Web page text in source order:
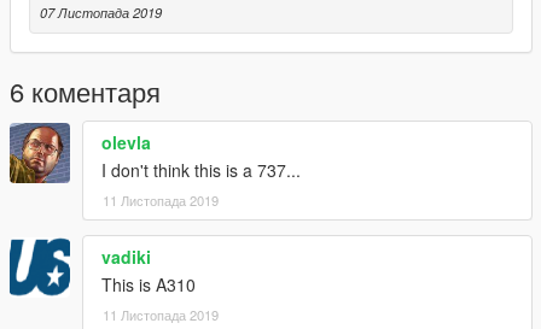
------------------------------------------
Created by Nikoplayz a.k.a. Wyruis
Check youtube channel: https://www.youtube.com/nikoplayz
07 Листопада 2019
6 коментаря
olevla
I don't think this is a 737...
11 Листопада 2019
vadiki
This is A310
11 Листопада 2019